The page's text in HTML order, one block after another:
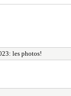
les photos!